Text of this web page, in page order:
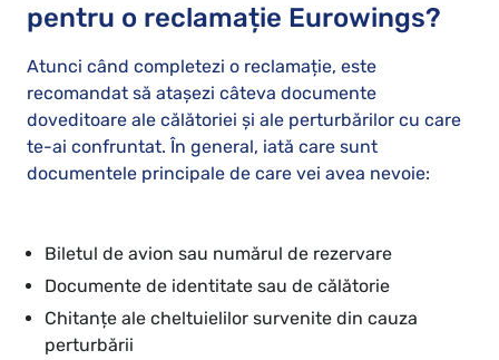
pentru o reclamație Eurowings?
Atunci când completezi o reclamație, este
recomandat să atașezi câteva documente
doveditoare ale călătoriei și ale perturbărilor cu care
te-ai confruntat. În general, iată care sunt
documentele principale de care vei avea nevoie:
Biletul de avion sau numărul de rezervare
Documente de identitate sau de călătorie
Chitanțe ale cheltuielilor survenite din cauza
perturbării